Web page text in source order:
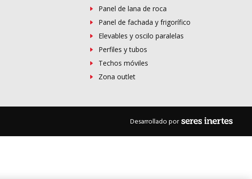
Panel de lana de roca
Panel de fachada y frigorífico
Elevables y oscilo paralelas
Perfiles y tubos
Techos móviles
Zona outlet
Desarrollado por